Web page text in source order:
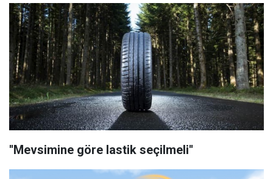
''Mevsimine göre lastik seçilmeli''